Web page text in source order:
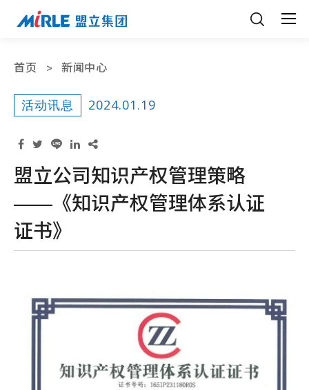
首页 新闻中心
活动讯息 2024.01.19
盟立公司知识产权管理策略
——《知识产权管理体系认证
证书》